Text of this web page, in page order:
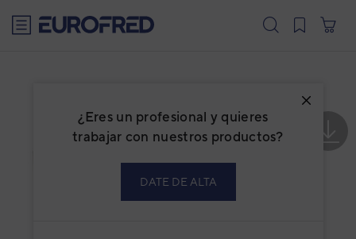
¿Eres un profesional y quieres
trabajar con nuestros productos?
DATE DE ALTA